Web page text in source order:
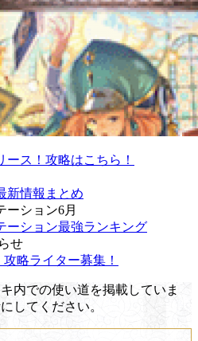
ース！攻略はこちら！
新情報まとめ
ーション6月
ーション最強ランキング
せ
略ライター募集！
内での使い道を掲載していま
してください。